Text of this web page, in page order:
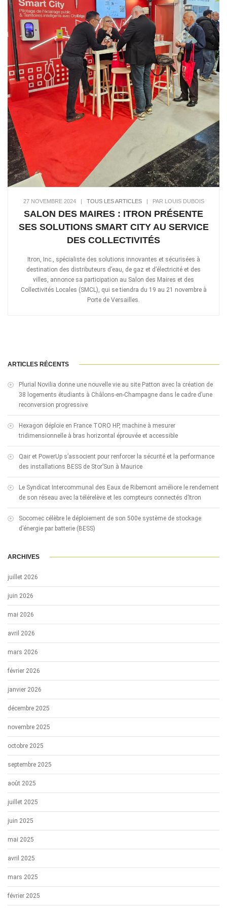
27 NOVEMBRE 2024| TOUS LES ARTICLES| PAR LOUIS DUBOIS
SALON DES MAIRES : ITRON PRÉSENTE
SES SOLUTIONS SMART CITY AU SERVICE
DES COLLECTIVITÉS
Itron, Inc., spécialiste des solutions innovantes et sécurisées à
destination des distributeurs d’eau, de gaz et d’électricité et des
villes, annonce sa participation au Salon des Maires et des
Collectivités Locales (SMCL), qui se tiendra du 19 au 21 novembre à
Porte de Versailles.
ARTICLES RÉCENTS
Plurial Novilia donne une nouvelle vie au site Patton avec la création de
38 logements étudiants à Châlons-en-Champagne dans le cadre d’une
reconversion progressive
Hexagon déploie en France TORO HP, machine à mesurer
tridimensionnelle à bras horizontal éprouvée et accessible
Qair et PowerUp s’associent pour renforcer la sécurité et la performance
des installations BESS de Stor’Sun à Maurice
Le Syndicat Intercommunal des Eaux de Ribemont améliore le rendement
de son réseau avec la télérelève et les compteurs connectés d’Itron
Socomec célèbre le déploiement de son 500e système de stockage
d’énergie par batterie (BESS)
ARCHIVES
juillet 2026
juin 2026
mai 2026
avril 2026
mars 2026
février 2026
janvier 2026
décembre 2025
novembre 2025
octobre 2025
septembre 2025
août 2025
juillet 2025
juin 2025
mai 2025
avril 2025
mars 2025
février 2025